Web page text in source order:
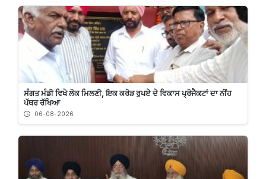
ਸੰਗਤ ਮੰਡੀ ਵਿਖੇ ਲੋਕ ਮਿਲਣੀ, ਇਕ ਕਰੋੜ ਰੁਪਏ ਦੇ ਵਿਕਾਸ ਪ੍ਰੋਜੈਕਟਾਂ ਦਾ ਨੀਂਹ
ਪੱਥਰ ਰੱਖਿਆ
06-08-2026